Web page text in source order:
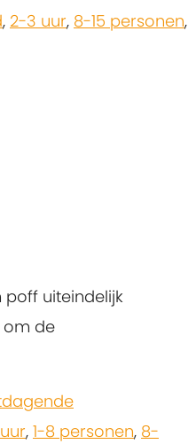
, 2-3 uur, 8-15 personen,
poff uiteindelijk
om de
, 1-8 personen, 8-